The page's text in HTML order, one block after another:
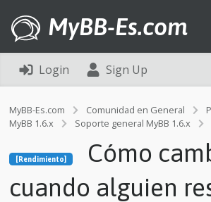
MyBB-Es.com
Login Sign Up
MyBB-Es.com Comunidad en General
MyBB 1.6.x
Soporte general MyBB 1.6.x
[Rendimiento]
Cómo
cuando alguien